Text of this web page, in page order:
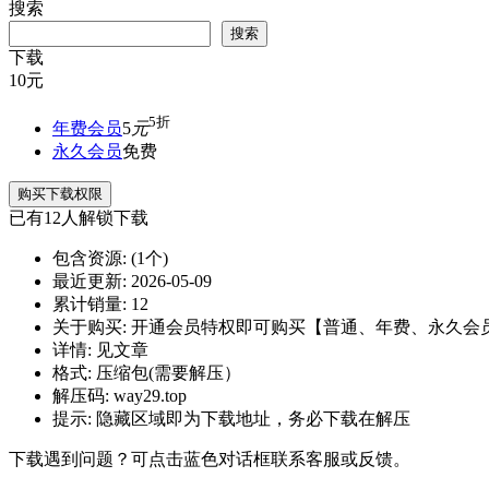
搜索
搜索
下载
10元
年费会员5元5折
永久会员免费
购买下载权限
已有12 人解锁下载
包含资源: (1个)
最近更新: 2026-05-09
累计销量: 12
关于购买: 开通会员特权即可购买【普通、年费、永久会
详情: 见文章
格式: 压缩包(需要解压）
解压码: way29.top
提示: 隐藏区域即为下载地址，务必下载在解压
下载遇到问题？可点击蓝色对话框联系客服或反馈。